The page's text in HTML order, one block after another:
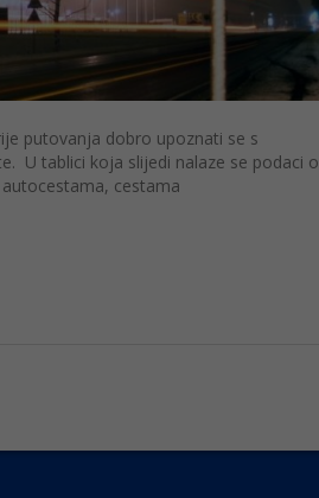
putovanja dobro upoznati se s
U tablici koja slijedi nalaze se podaci o
cestama